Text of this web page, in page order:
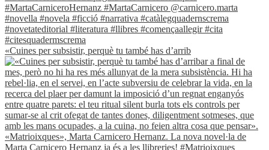
«Cuines per subsistir, perquè tu també has d’arrib